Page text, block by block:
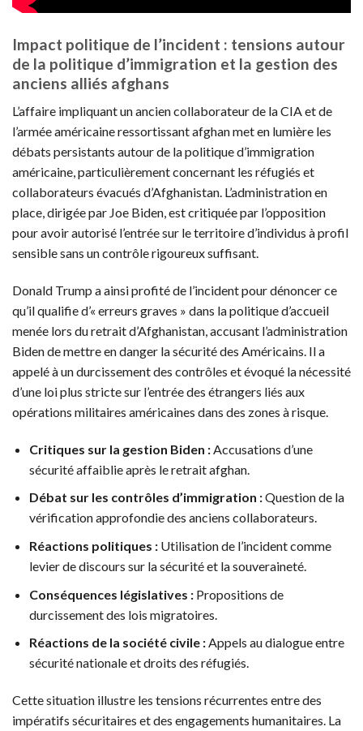
Impact politique de l’incident : tensions autour
de la politique d’immigration et la gestion des
anciens alliés afghans
L’affaire impliquant un ancien collaborateur de la CIA et de
l’armée américaine ressortissant afghan met en lumière les
débats persistants autour de la politique d’immigration
américaine, particulièrement concernant les réfugiés et
collaborateurs évacués d’Afghanistan. L’administration en
place, dirigée par Joe Biden, est critiquée par l’opposition
pour avoir autorisé l’entrée sur le territoire d’individus à profil
sensible sans un contrôle rigoureux suffisant.
Donald Trump a ainsi profité de l’incident pour dénoncer ce
qu’il qualifie d’« erreurs graves » dans la politique d’accueil
menée lors du retrait d’Afghanistan, accusant l’administration
Biden de mettre en danger la sécurité des Américains. Il a
appelé à un durcissement des contrôles et évoqué la nécessité
d’une loi plus stricte sur l’entrée des étrangers liés aux
opérations militaires américaines dans des zones à risque.
Critiques sur la gestion Biden :Accusations d’une
sécurité affaiblie après le retrait afghan.
Débat sur les contrôles d’immigration :Question de la
vérification approfondie des anciens collaborateurs.
Réactions politiques :Utilisation de l’incident comme
levier de discours sur la sécurité et la souveraineté.
Conséquences législatives :Propositions de
durcissement des lois migratoires.
Réactions de la société civile :Appels au dialogue entre
sécurité nationale et droits des réfugiés.
Cette situation illustre les tensions récurrentes entre des
impératifs sécuritaires et des engagements humanitaires. La